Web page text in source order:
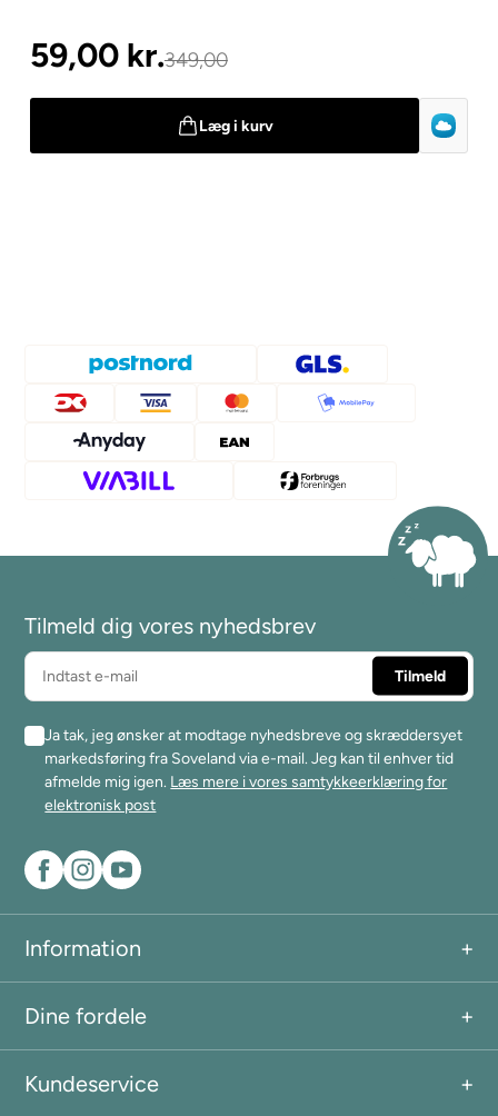
59,00 kr.349,00
Læg i kurv
Tilmeld dig vores nyhedsbrev
Ja tak, jeg ønsker at modtage nyhedsbreve og skræddersyet
markedsføring fra Soveland via e-mail. Jeg kan til enhver tid
afmelde mig igen. Læs mere i vores samtykkeerklæring for
elektronisk post
Information
Dine fordele
Kundeservice